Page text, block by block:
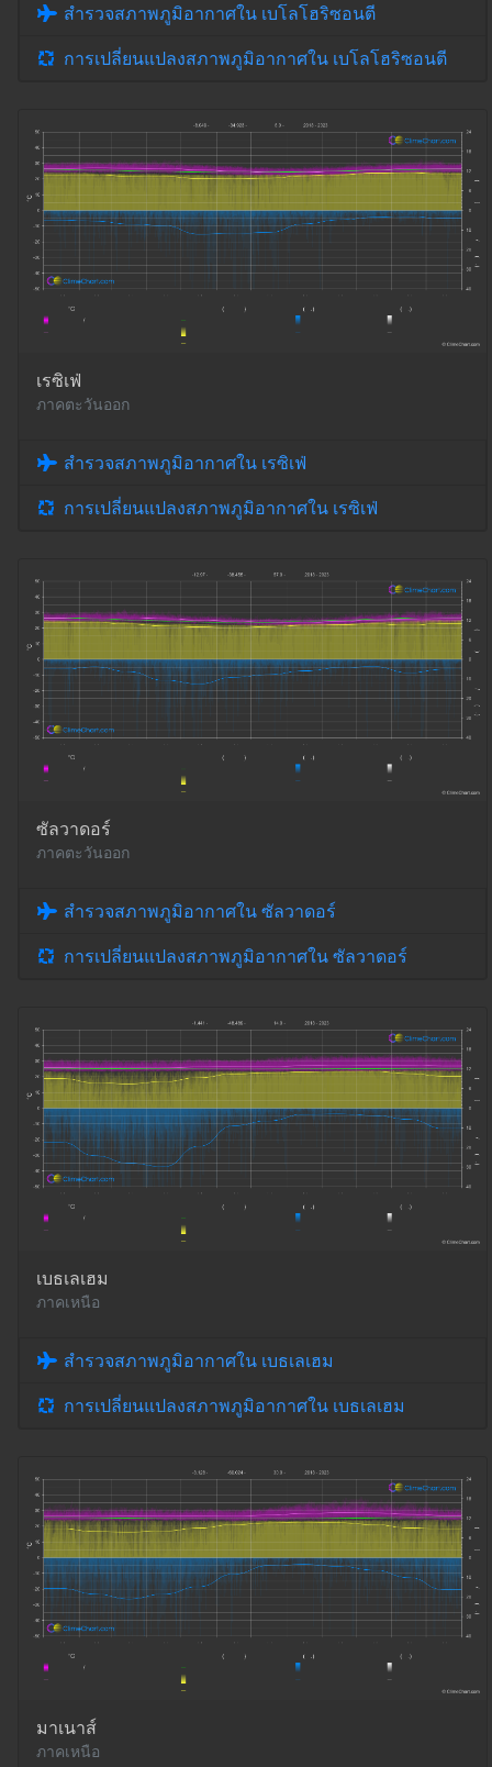
สำรวจสภาพภูมิอากาศใน เบโลโฮริซอนตี
การเปลี่ยนแปลงสภาพภูมิอากาศใน เบโลโฮริซอนตี
เรซิเฟ่
ภาคตะวันออก
สำรวจสภาพภูมิอากาศใน เรซิเฟ่
การเปลี่ยนแปลงสภาพภูมิอากาศใน เรซิเฟ่
ซัลวาดอร์
ภาคตะวันออก
สำรวจสภาพภูมิอากาศใน ซัลวาดอร์
การเปลี่ยนแปลงสภาพภูมิอากาศใน ซัลวาดอร์
เบธเลเฮม
ภาคเหนือ
สำรวจสภาพภูมิอากาศใน เบธเลเฮม
การเปลี่ยนแปลงสภาพภูมิอากาศใน เบธเลเฮม
มาเนาส์
ภาคเหนือ